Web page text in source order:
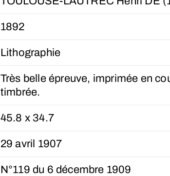
1892
Lithographie
Très belle épreuve, imprimée en
timbrée.
45.8 x 34.7
29 avril 1907
N°119 du 6 décembre 1909